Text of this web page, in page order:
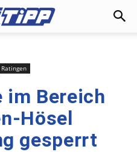
Ratingen
im Bereich
Hösel
gesperrt